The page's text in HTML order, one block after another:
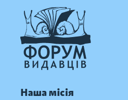
Наша місія